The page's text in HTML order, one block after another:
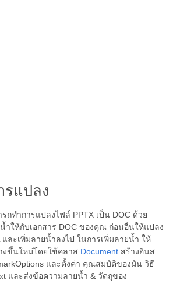
แปลง
ถทำการแปลงไฟล์ PPTX เป็น DOC ด้วย
ำให้กับเอกสาร DOC ของคุณ ก่อนอื่นให้แปลง
และเพิ่มลายน้ำลงไป ในการเพิ่มลายน้ำ ให้
งขึ้นใหม่โดยใช้คลาส Document สร้างอินส
และตั้งค่า คุณสมบัติของมัน วิธี
และส่งข้อความลายน้ำ & วัตถุของ